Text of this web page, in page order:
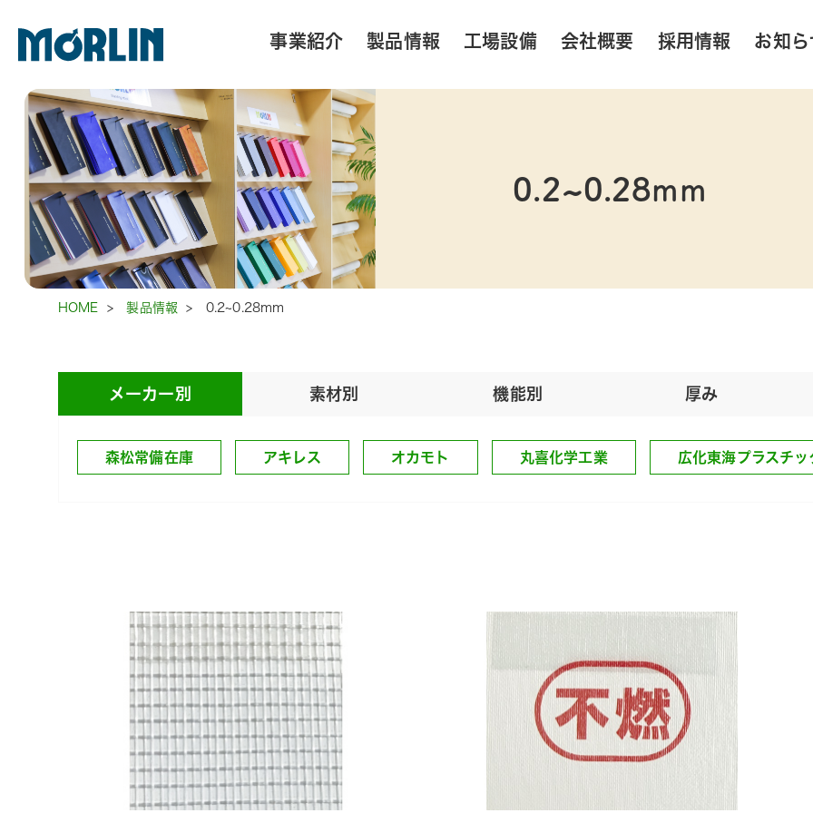
事業紹介 製品情報 工場設備 会社概要 採用情報 お知ら
0.2~0.28mm
HOME > 製品情報 > 0.2~0.28mm
メーカー別 素材別 機能別 厚み
森松常備在庫 アキレス オカモト 丸喜化学工業 広化東海プラスチッ